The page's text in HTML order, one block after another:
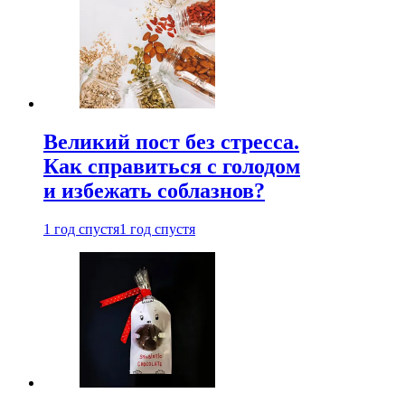
Великий пост без стресса.
Как справиться с голодом
и избежать соблазнов?
1 год спустя1 год спустя